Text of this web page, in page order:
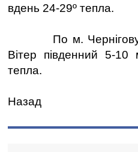
вдень 24-29º тепла.
По м. Чернігову
Вітер південний 5-
тепла.
Назад